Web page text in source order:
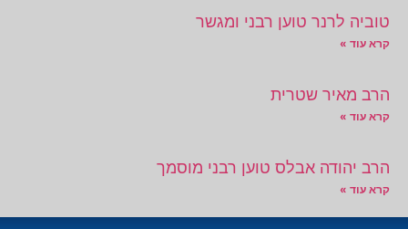
טוביה לרנר טוען רבני ומגשר
קרא עוד »
הרב מאיר שטרית
קרא עוד »
הרב יהודה אבלס טוען רבני מוסמך
קרא עוד »